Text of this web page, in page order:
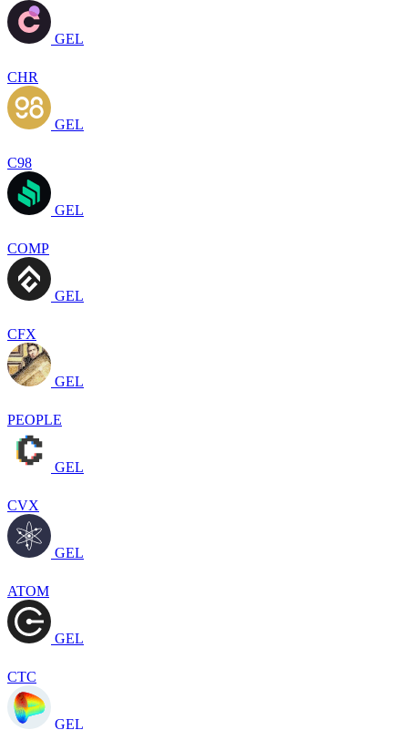
GEL
CHR
GEL
C98
GEL
COMP
GEL
CFX
GEL
PEOPLE
GEL
CVX
GEL
ATOM
GEL
CTC
GEL